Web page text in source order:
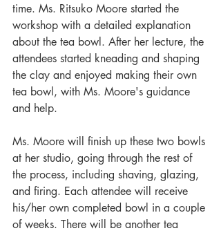
time. Ms. Ritsuko Moore started the
workshop with a detailed explanation
about the tea bowl. After her lecture, the
attendees started kneading and shaping
the clay and enjoyed making their own
tea bowl, with Ms. Moore's guidance
and help.
Ms. Moore will finish up these two bowls
at her studio, going through the rest of
the process, including shaving, glazing,
and firing. Each attendee will receive
his/her own completed bowl in a couple
of weeks. There will be another tea